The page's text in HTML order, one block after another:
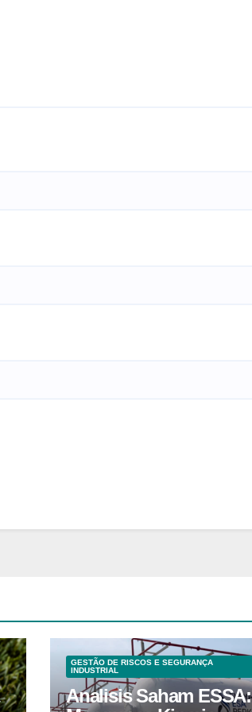
GESTÃO DE RISCOS E SEGURANÇA
INDUSTRIAL
Analisis Saham ESSA: